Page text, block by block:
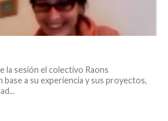
la sesión el colectivo Raons
base a su experiencia y sus proyectos,